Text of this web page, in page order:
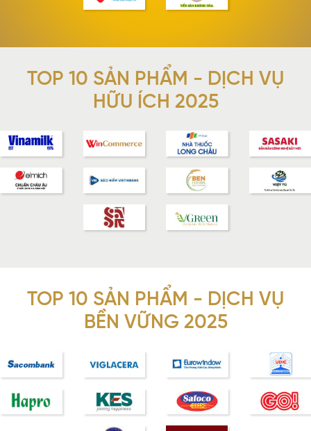
TOP 10 SẢN PHẨM - DỊCH VỤ
HỮU ÍCH 2025
TOP 10 SẢN PHẨM - DỊCH VỤ
BỀN VỮNG 2025